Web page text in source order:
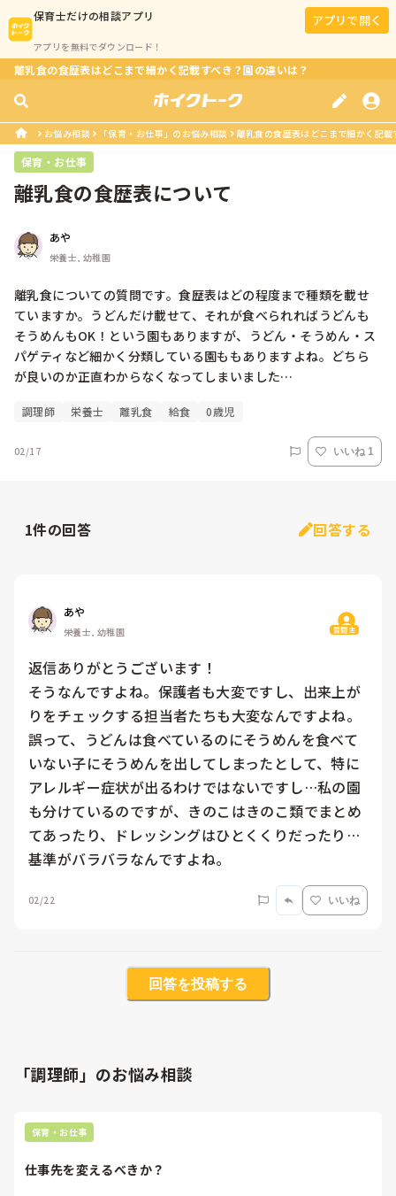
保育士だけの相談アプリ
アプリを無料でダウンロード！
アプリで開く
離乳食の食歴表はどこまで細かく記載すべき？園の違いは？
お悩み相談 「保育・お仕事」のお悩み相談 離乳食の食歴表はどこまで細かく記
保育・お仕事
離乳食の食歴表について
あや
栄養士, 幼稚園
離乳食についての質問です。食歴表はどの程度まで種類を載せ
ていますか。うどんだけ載せて、それが食べられればうどんも
そうめんもOK！という園もありますが、うどん・そうめん・ス
パゲティなど細かく分類している園ももありますよね。どちら
が良いのか正直わからなくなってしまいました…
調理師 栄養士 離乳食 給食 0歳児
02/17 いいね 1
1件の回答 回答する
あや
栄養士, 幼稚園 質問主
返信ありがとうございます！
そうなんですよね。保護者も大変ですし、出来上が
りをチェックする担当者たちも大変なんですよね。
誤って、うどんは食べているのにそうめんを食べて
いない子にそうめんを出してしまったとして、特に
アレルギー症状が出るわけではないですし…私の園
も分けているのですが、きのこはきのこ類でまとめ
てあったり、ドレッシングはひとくくりだったり…
基準がバラバラなんですよね。
02/22 いいね
回答を投稿する
「調理師」のお悩み相談
保育・お仕事
仕事先を変えるべきか？